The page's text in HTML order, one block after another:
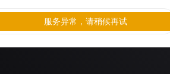
服务异常，请稍候再试